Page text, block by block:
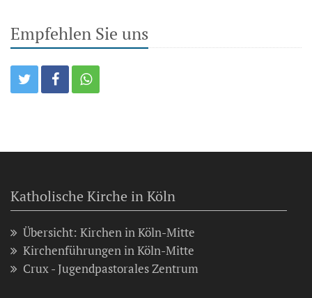
Empfehlen Sie uns
Katholische Kirche in Köln
Übersicht: Kirchen in Köln-Mitte
Kirchenführungen in Köln-Mitte
Crux - Jugendpastorales Zentrum